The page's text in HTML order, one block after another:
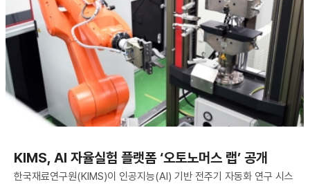
KIMS, AI 자율실험 플랫폼 ‘오토노머스 랩’ 공개
한국재료연구원(KIMS)이 인공지능(AI) 기반 전주기 자동화 연구 시스